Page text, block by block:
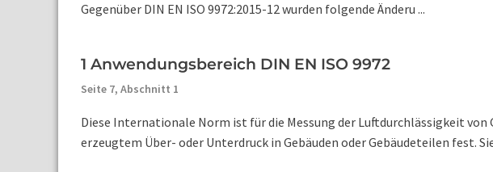
Gegenüber DIN EN ISO 9972:2015-12 wurden folgende Änderu ...
1 Anwendungsbereich DIN EN ISO 9972
Seite 7, Abschnitt 1
Diese Internationale Norm ist für die Messung der Luftdurchlässigkeit von
erzeugtem Über- oder Unterdruck in Gebäuden oder Gebäudeteilen fest.